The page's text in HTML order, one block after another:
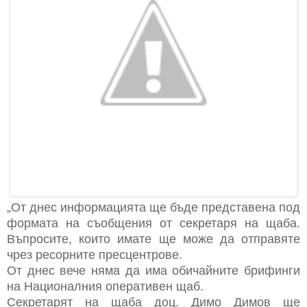
„От днес информацията ще бъде представена под
формата на съобщения от секретаря на щаба.
Въпросите, които имате ще може да отправяте
чрез ресорните пресцентрове.
От днес вече няма да има обичайните брифинги
на Националния оперативен щаб.
Секретарят на щаба доц. Димо Димов ще